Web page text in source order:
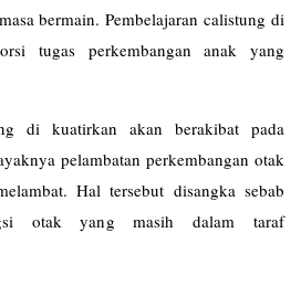
bermain. Pembelajaran calistung di
tugas perkembangan anak yang
di kuatirkan akan berakibat pada
pelambatan perkembangan otak
Hal tersebut disangka sebab
otak yang masih dalam taraf